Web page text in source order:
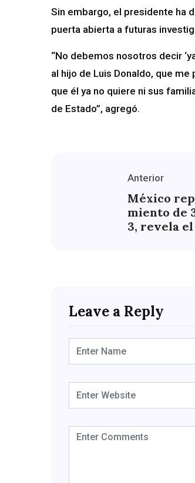
Sin embargo, el presidente ha
puerta abierta a futuras
“No debemos nosotros decir
al hijo de Luis Donaldo, que
que él ya no quiere ni sus
de Estado”, agregó.
Anterior
México
miento de
3, revela
Leave a Reply